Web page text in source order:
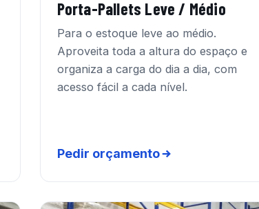
Porta-Pallets Leve / Médio
Para o estoque leve ao médio.
Aproveita toda a altura do espaço e
organiza a carga do dia a dia, com
acesso fácil a cada nível.
Pedir orçamento